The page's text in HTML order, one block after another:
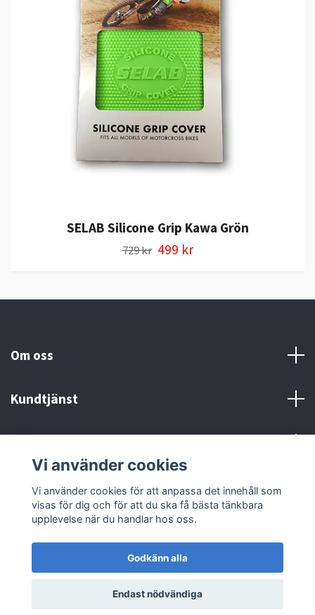
SELAB Silicone Grip Kawa Grön
729 kr 499 kr
Om oss
Kundtjänst
Sociala medier
© 2026 MX Supply
Vi använder cookies
Vi använder cookies för att anpassa det innehåll som
visas för dig och för att du ska få bästa tänkbara
upplevelse när du handlar hos oss.
Godkänn alla
Endast nödvändiga